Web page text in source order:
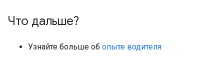
Что дальше?
Узнайте больше об опыте водителя